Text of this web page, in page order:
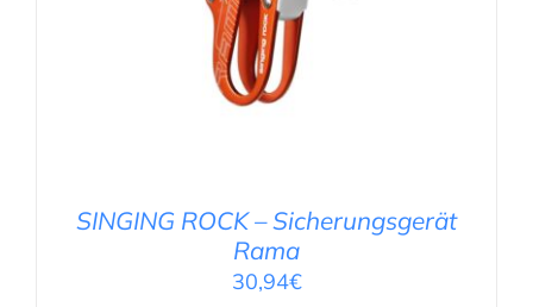
AUSFÜHRUNG WÄHLEN
SINGING ROCK – Sicherungsgerät
Rama
30,94€